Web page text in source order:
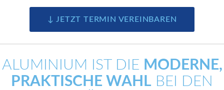
↓ JETZT TERMIN VEREINBAREN
ALUMINIUM IST DIE MODERNE,
PRAKTISCHE WAHL BEI DEN